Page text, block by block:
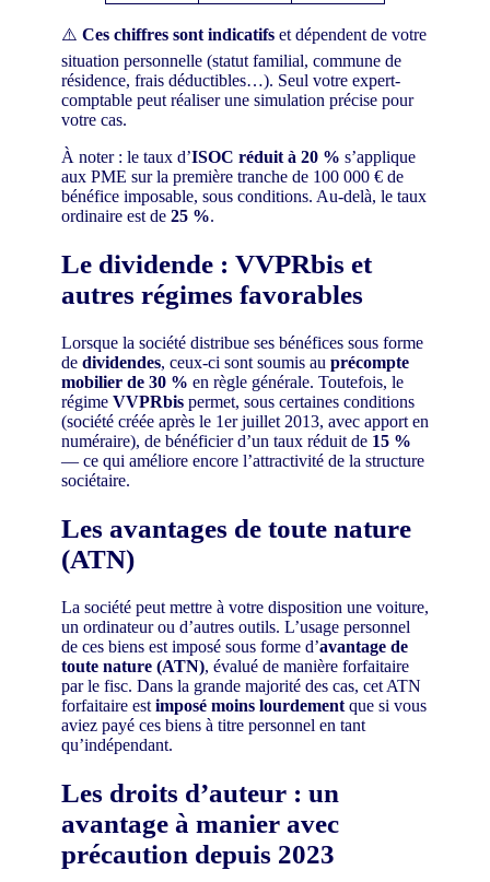
⚠️ Ces chiffres sont indicatifs et dépendent de votre
situation personnelle (statut familial, commune de
résidence, frais déductibles…). Seul votre expert-
comptable peut réaliser une simulation précise pour
votre cas.
À noter : le taux d’ISOC réduit à 20 % s’applique
aux PME sur la première tranche de 100 000 € de
bénéfice imposable, sous conditions. Au-delà, le taux
ordinaire est de 25 %.
Le dividende : VVPRbis et
autres régimes favorables
Lorsque la société distribue ses bénéfices sous forme
de dividendes, ceux-ci sont soumis au précompte
mobilier de 30 % en règle générale. Toutefois, le
régime VVPRbis permet, sous certaines conditions
(société créée après le 1er juillet 2013, avec apport en
numéraire), de bénéficier d’un taux réduit de 15 %
— ce qui améliore encore l’attractivité de la structure
sociétaire.
Les avantages de toute nature
(ATN)
La société peut mettre à votre disposition une voiture,
un ordinateur ou d’autres outils. L’usage personnel
de ces biens est imposé sous forme d’avantage de
toute nature (ATN), évalué de manière forfaitaire
par le fisc. Dans la grande majorité des cas, cet ATN
forfaitaire est imposé moins lourdement que si vous
aviez payé ces biens à titre personnel en tant
qu’indépendant.
Les droits d’auteur : un
avantage à manier avec
précaution depuis 2023